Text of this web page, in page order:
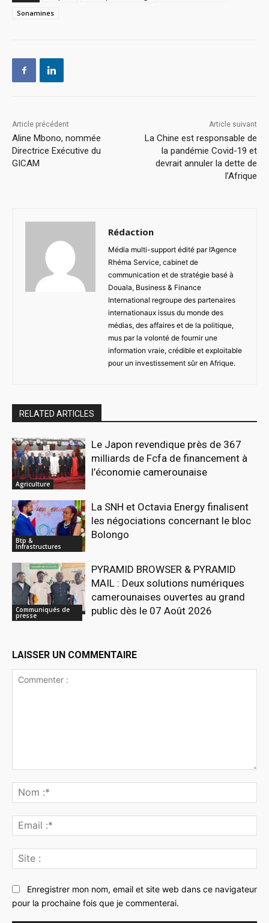
Sonamines
Article précédent
Aline Mbono, nommée
Directrice Exécutive du
GICAM
Article suivant
La Chine est responsable de
la pandémie Covid-19 et
devrait annuler la dette de
l’Afrique
Rédaction
Média multi-support édité par l’Agence
Rhéma Service, cabinet de
communication et de stratégie basé à
Douala, Business & Finance
International regroupe des partenaires
internationaux issus du monde des
médias, des affaires et de la politique,
mus par la volonté de fournir une
information vraie, crédible et exploitable
pour un investissement sûr en Afrique.
RELATED ARTICLES
Agriculture
Le Japon revendique près de 367
milliards de Fcfa de financement à
l’économie camerounaise
Btp &
Infrastructures
La SNH et Octavia Energy finalisent
les négociations concernant le bloc
Bolongo
Communiqués de
presse
PYRAMID BROWSER & PYRAMID
MAIL : Deux solutions numériques
camerounaises ouvertes au grand
public dès le 07 Août 2026
LAISSER UN COMMENTAIRE
:*
:*
:
Enregistrer mon nom, email et site web dans ce navigateur
pour la prochaine fois que je commenterai.